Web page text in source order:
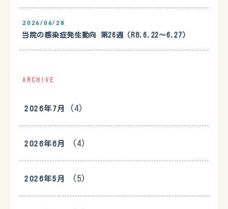
2026/06/28
当院の感染症発生動向 第26週（R8.6.22〜6.27）
ARCHIVE
2026年7月 (4)
2026年6月 (4)
2026年5月 (5)